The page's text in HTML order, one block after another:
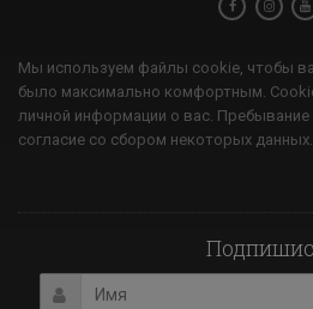
Мы используем файлы cookie, чтобы
было максимально комфортным.
личной информации о вас. Пребывание
согласие со сбором некоторых данных.